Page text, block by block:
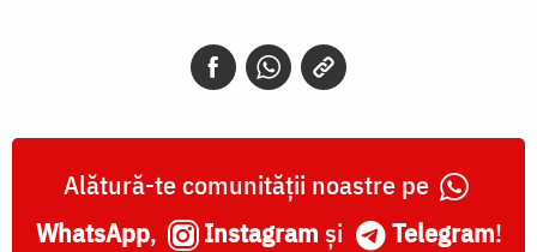
Alătură-te comunității noastre pe
WhatsApp, Instagram și Telegram!